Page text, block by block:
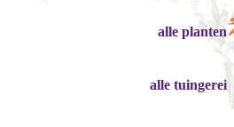
alle planten
alle tuingerei